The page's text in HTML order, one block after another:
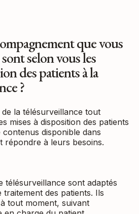
que vous
selon vous les
des patients à la
?
la télésurveillance tout
mises à disposition des patients
disponible dans
répondre à leurs besoins.
télésurveillance sont adaptés
des patients. Ils
tout moment, suivant